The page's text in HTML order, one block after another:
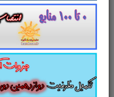
جزوه سوالات
پاسخ تشریحی
استخدامی وزارت
تستی از نکات
روانشناسی تربیتی